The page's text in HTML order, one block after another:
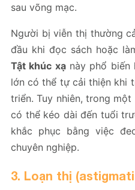
sau võng mạc.
Người bị viễn thị thường
đầu khi đọc sách hoặc
Tật khúc xạnày phổ biến
lớn có thể tự cải thiện khi
triển. Tuy nhiên, trong
có thể kéo dài đến tuổi
khắc phục bằng việc
chuyên nghiệp.
3. Loạn thị